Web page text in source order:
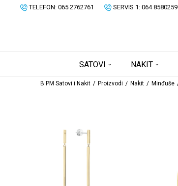
TELEFON: 065 2762761 SERVIS 1: 064 8580259
SATOVI NAKIT
B:PM Satovi i Nakit Proizvodi Nakit Minđuše